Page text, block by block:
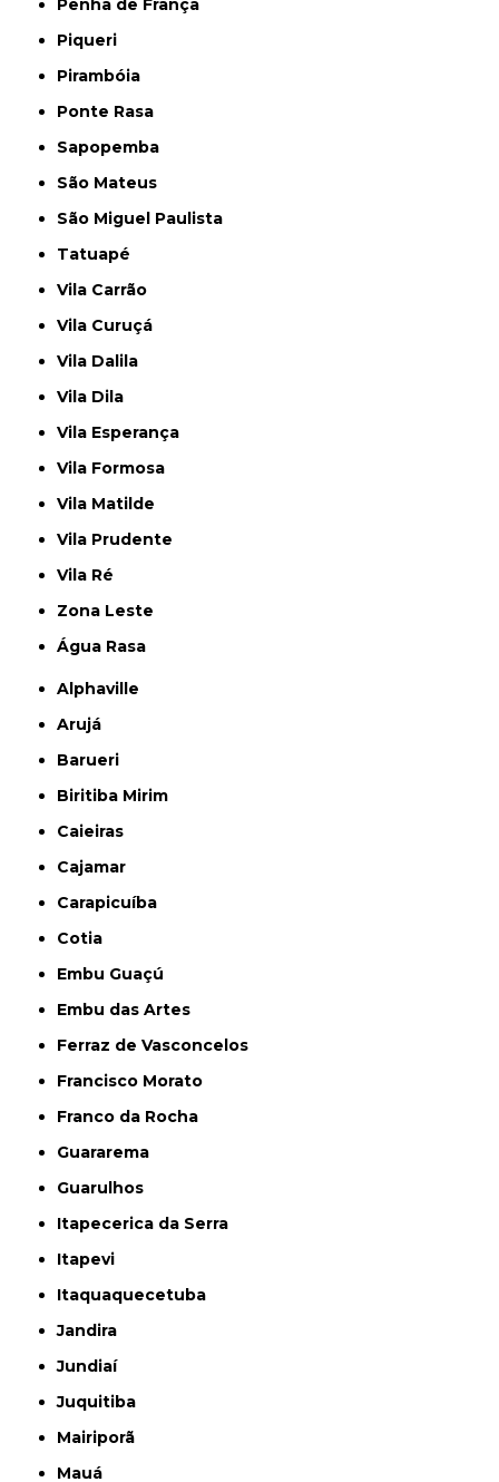
Penha de França
Piqueri
Pirambóia
Ponte Rasa
Sapopemba
São Mateus
São Miguel Paulista
Tatuapé
Vila Carrão
Vila Curuçá
Vila Dalila
Vila Dila
Vila Esperança
Vila Formosa
Vila Matilde
Vila Prudente
Vila Ré
Zona Leste
Água Rasa
Alphaville
Arujá
Barueri
Biritiba Mirim
Caieiras
Cajamar
Carapicuíba
Cotia
Embu Guaçú
Embu das Artes
Ferraz de Vasconcelos
Francisco Morato
Franco da Rocha
Guararema
Guarulhos
Itapecerica da Serra
Itapevi
Itaquaquecetuba
Jandira
Jundiaí
Juquitiba
Mairiporã
Mauá